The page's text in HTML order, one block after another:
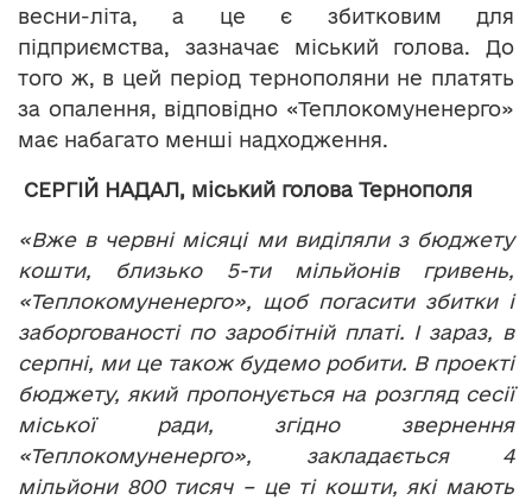
весни-літа, а це є збитковим для
підприємства, зазначає міський голова. До
того ж, в цей період тернополяни не платять
за опалення, відповідно «Теплокомуненерго»
має набагато менші надходження.
СЕРГІЙ НАДАЛ, міський голова Тернополя
«Вже в червні місяці ми виділяли з бюджету
кошти, близько 5-ти мільйонів гривень,
«Теплокомуненерго», щоб погасити збитки і
заборгованості по заробітній платі. І зараз, в
серпні, ми це також будемо робити. В проекті
бюджету, який пропонується на розгляд сесії
міської ради, згідно звернення
«Теплокомуненерго», закладається 4
мільйони 800 тисяч – це ті кошти, які мають